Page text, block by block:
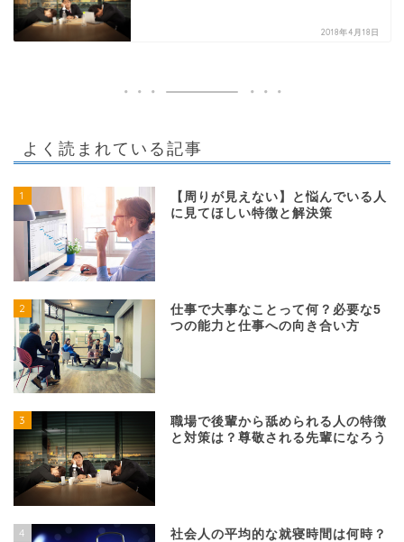
2018年4月18日
よく読まれている記事
1
【周りが見えない】と悩んでいる人
に見てほしい特徴と解決策
2
仕事で大事なことって何？必要な5
つの能力と仕事への向き合い方
3
職場で後輩から舐められる人の特徴
と対策は？尊敬される先輩になろう
4
社会人の平均的な就寝時間は何時？